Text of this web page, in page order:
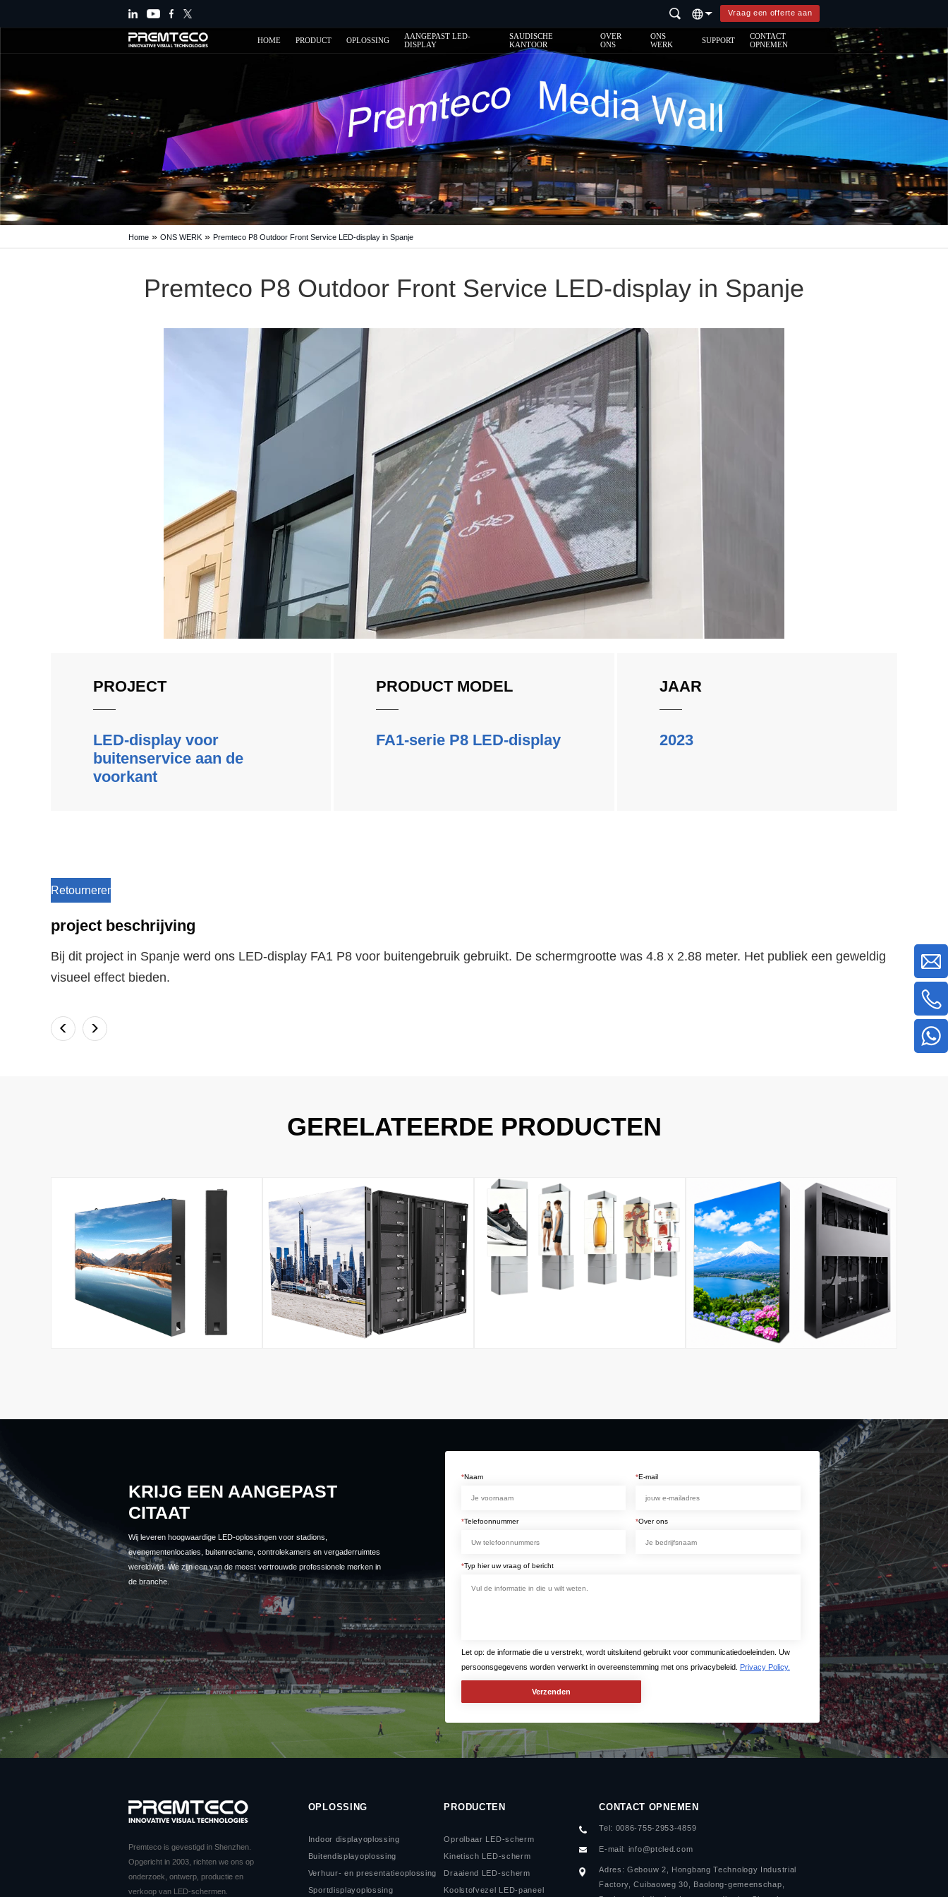
Vraag een offerte aan
HOME PRODUCT OPLOSSING
AANGEPAST LED-
DISPLAY
SAUDISCHE
KANTOOR
OVER
ONS
ONS
WERK
SUPPORT
CONTACT
OPNEMEN
Home » ONS WERK » Premteco P8 Outdoor Front Service LED-display in Spanje
Premteco P8 Outdoor Front Service LED-display in Spanje
PROJECT
LED-display voor
buitenservice aan de
voorkant
PRODUCT MODEL
FA1-serie P8 LED-display
JAAR
2023
Retourneren
project beschrijving
Bij dit project in Spanje werd ons LED-display FA1 P8 voor buitengebruik gebruikt. De schermgrootte was 4.8 x 2.88 meter. Het publiek een geweldig
visueel effect bieden.
< >
GERELATEERDE PRODUCTEN
KRIJG EEN AANGEPAST
CITAAT
Wij leveren hoogwaardige LED-oplossingen voor stadions,
evenementenlocaties, buitenreclame, controlekamers en vergaderruimtes
wereldwijd. We zijn een van de meest vertrouwde professionele merken in
de branche.
*Naam *E-mail
*Telefoonnummer *Over ons
*Typ hier uw vraag of bericht
Let op: de informatie die u verstrekt, wordt uitsluitend gebruikt voor communicatiedoeleinden. Uw
persoonsgegevens worden verwerkt in overeenstemming met ons privacybeleid. Privacy Policy.
Premteco is gevestigd in Shenzhen.
Opgericht in 2003, richten we ons op
onderzoek, ontwerp, productie en
verkoop van LED-schermen.
OPLOSSING
Indoor displayoplossing
Buitendisplayoplossing
Verhuur- en presentatieoplossing
Sportdisplayoplossing
PRODUCTEN
Oprolbaar LED-scherm
Kinetisch LED-scherm
Draaiend LED-scherm
Koolstofvezel LED-paneel
CONTACT OPNEMEN
Tel: 0086-755-2953-4859
E-mail: info@ptcled.com
Adres: Gebouw 2, Hongbang Technology Industrial
Factory, Cuibaoweg 30, Baolong-gemeenschap,